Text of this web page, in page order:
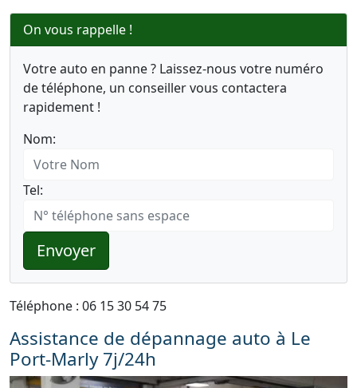
On vous rappelle !
Votre auto en panne ? Laissez-nous votre numéro
de téléphone, un conseiller vous contactera
rapidement !
Nom:
Tel:
Envoyer
Téléphone : 06 15 30 54 75
Assistance de dépannage auto à Le
Port-Marly 7j/24h